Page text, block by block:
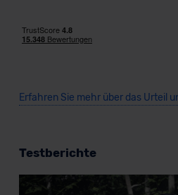
Erfahren Sie mehr über das Urteil
Testberichte